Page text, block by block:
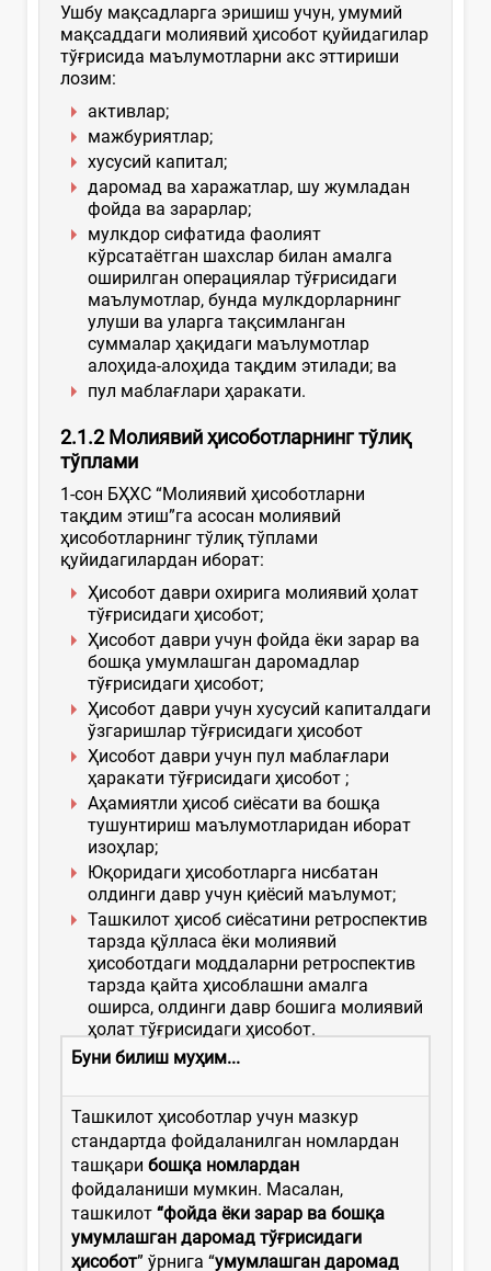
Ушбу мақсадларга эришиш учун, умумий
мақсаддаги молиявий ҳисобот қуйидагилар
тўғрисида маълумотларни акс эттириши
лозим:
активлар;
мажбуриятлар;
хусусий капитал;
даромад ва харажатлар, шу жумладан
фойда ва зарарлар;
мулкдор сифатида фаолият
кўрсатаётган шахслар билан амалга
оширилган операциялар тўғрисидаги
маълумотлар, бунда мулкдорларнинг
улуши ва уларга тақсимланган
суммалар ҳақидаги маълумотлар
алоҳида-алоҳида тақдим этилади; ва
пул маблағлари ҳаракати.
2.1.2 Молиявий ҳисоботларнинг тўлиқ
тўплами
1-сон БҲХС “Молиявий ҳисоботларни
тақдим этиш”га асосан молиявий
ҳисоботларнинг тўлиқ тўплами
қуйидагилардан иборат:
Ҳисобот даври охирига молиявий ҳолат
тўғрисидаги ҳисобот;
Ҳисобот даври учун фойда ёки зарар ва
бошқа умумлашган даромадлар
тўғрисидаги ҳисобот;
Ҳисобот даври учун хусусий капиталдаги
ўзгаришлар тўғрисидаги ҳисобот
Ҳисобот даври учун пул маблағлари
ҳаракати тўғрисидаги ҳисобот ;
Аҳамиятли ҳисоб сиёсати ва бошқа
тушунтириш маълумотларидан иборат
изоҳлар;
Юқоридаги ҳисоботларга нисбатан
олдинги давр учун қиёсий маълумот;
Ташкилот ҳисоб сиёсатини ретроспектив
тарзда қўлласа ёки молиявий
ҳисоботдаги моддаларни ретроспектив
тарзда қайта ҳисоблашни амалга
оширса, олдинги давр бошига молиявий
ҳолат тўғрисидаги ҳисобот.
Буни билиш муҳим...
Ташкилот ҳисоботлар учун мазкур
cтандартда фойдаланилган номлардан
ташқари бошқа номлардан
фойдаланиши мумкин. Масалан,
ташкилот “фойда ёки зарар ва бошқа
умумлашган даромад тўғрисидаги
ҳисобот” ўрнига “умумлашган даромад